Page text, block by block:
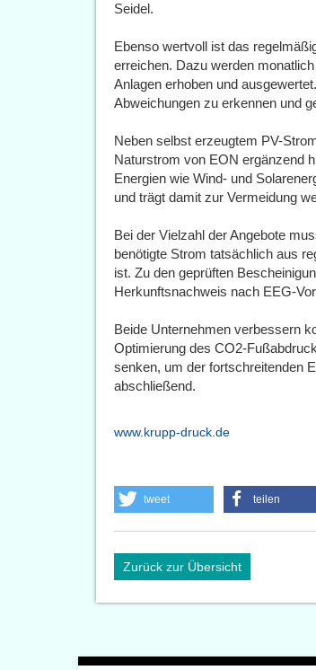
Seidel.
Ebenso wertvoll ist das
erreichen. Dazu werden
Anlagen erhoben und
Abweichungen zu erkennen und
Neben selbst erzeugtem PV-
Naturstrom von EON ergänzend
Energien wie Wind- und
und trägt damit zur Vermeidung
Bei der Vielzahl der Angebote
benötigte Strom tatsächlich aus
ist. Zu den geprüften
Herkunftsnachweis nach EEG-
Beide Unternehmen verbessern
Optimierung des CO2-
senken, um der fortschreitenden
abschließend.
www.krupp-druck.de
tweet teilen
Zurück zur Übersicht